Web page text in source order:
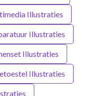
Illustraties
Illustraties
Illustraties
Illustraties